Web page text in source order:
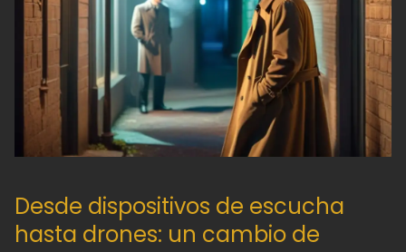
Desde dispositivos de escucha
hasta drones: un cambio de